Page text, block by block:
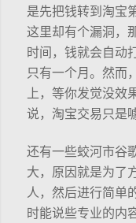
是先把钱转到淘宝
这里却有个漏洞，
时间，钱就会自动
只有一个月。然而
上，等你发觉没效
说，淘宝交易只是
还有一些蛟河市谷
大，原因就是为了
人，然后进行简单
时能说些专业的内